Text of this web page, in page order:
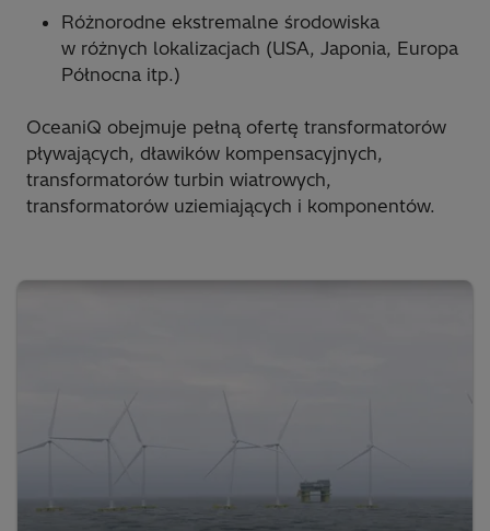
Różnorodne ekstremalne środowiska
w różnych lokalizacjach (USA, Japonia, Europa
Północna itp.)
OceaniQ obejmuje pełną ofertę transformatorów
pływających, dławików kompensacyjnych,
transformatorów turbin wiatrowych,
transformatorów uziemiających i komponentów.